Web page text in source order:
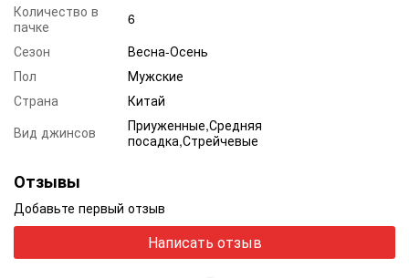
Количество в
пачке
6
Сезон
Весна-Осень
Пол
Мужские
Страна
Китай
Вид джинсов
Приуженные,Средняя
посадка,Стрейчевые
Отзывы
Добавьте первый отзыв
Написать отзыв